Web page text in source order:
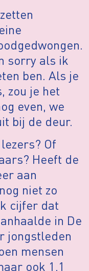
sorry als ik
ben. Als je
zou je het
even, we
bij de deur.
Of
Heeft de
aan
niet zo
cijfer dat
in De
jongstleden
mensen
ook 1,1